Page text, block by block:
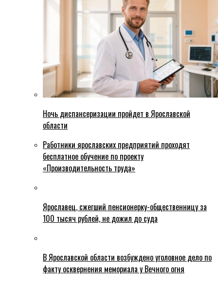
Ночь диспансеризации пройдет в Ярославской
области
Работники ярославских предприятий проходят
бесплатное обучение по проекту
«Производительность труда»
Ярославец, сжегший пенсионерку-общественницу за
100 тысяч рублей, не дожил до суда
В Ярославской области возбуждено уголовное дело по
факту осквернения мемориала у Вечного огня